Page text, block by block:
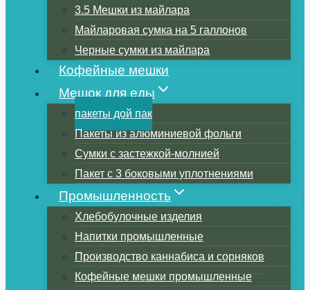
3.5 Мешки из майлара
Майларовая сумка на 5 галлонов
Черные сумки из майлара
Кофейные мешки
Мешок для еды
пакеты дой пак
Пакеты из алюминиевой фольги
Сумки с застежкой-молнией
Пакет с 3 боковыми уплотнениями
Промышленность
Хлебобулочные изделия
Напитки промышленные
Производство каннабиса и сорняков
Кофейные мешки промышленные